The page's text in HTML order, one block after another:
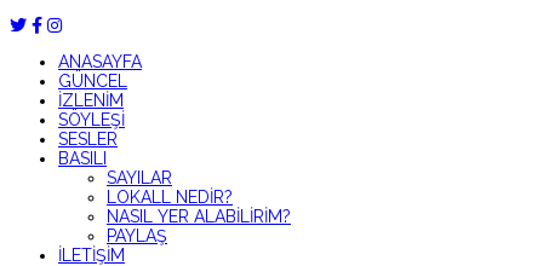
ANASAYFA
GÜNCEL
İZLENİM
SÖYLEŞİ
SESLER
BASILI
SAYILAR
LOKALL NEDİR?
NASIL YER ALABİLİRİM?
PAYLAŞ
İLETİŞİM